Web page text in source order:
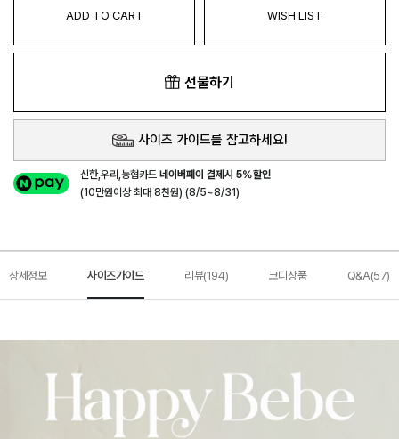
ADD TO CART WISH LIST
선물하기
사이즈 가이드를 참고하세요!
신한,우리,농협카드네이버페이 결제시 5%할인
(10만원이상 최대 8천원) (8/5~8/31)
상세정보 사이즈가이드 리뷰(194) 코디상품 Q&A(57)